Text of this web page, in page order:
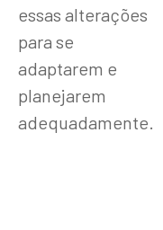
essas alterações
para se
adaptarem e
planejarem
adequadamente.